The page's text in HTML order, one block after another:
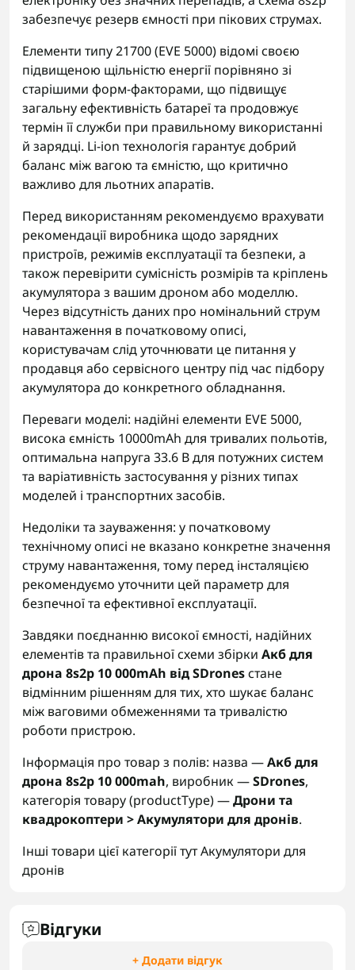
забезпечує резерв ємності при пікових струмах.
Елементи типу 21700 (EVE 5000) відомі своєю
підвищеною щільністю енергії порівняно зі
старішими форм-факторами, що підвищує
загальну ефективність батареї та продовжує
термін її служби при правильному використанні
й зарядці. Li-ion технологія гарантує добрий
баланс між вагою та ємністю, що критично
важливо для льотних апаратів.
Перед використанням рекомендуємо врахувати
рекомендації виробника щодо зарядних
пристроїв, режимів експлуатації та безпеки, а
також перевірити сумісність розмірів та кріплень
акумулятора з вашим дроном або моделлю.
Через відсутність даних про номінальний струм
навантаження в початковому описі,
користувачам слід уточнювати це питання у
продавця або сервісного центру під час підбору
акумулятора до конкретного обладнання.
Переваги моделі: надійні елементи EVE 5000,
висока ємність 10000mAh для тривалих польотів,
оптимальна напруга 33.6 В для потужних систем
та варіативність застосування у різних типах
моделей і транспортних засобів.
Недоліки та зауваження: у початковому
технічному описі не вказано конкретне значення
струму навантаження, тому перед інсталяцією
рекомендуємо уточнити цей параметр для
безпечної та ефективної експлуатації.
Завдяки поєднанню високої ємності, надійних
елементів та правильної схеми збірки Акб для
дрона 8s2p 10 000mAh від SDronesстане
відмінним рішенням для тих, хто шукає баланс
між ваговими обмеженнями та тривалістю
роботи пристрою.
Інформація про товар з полів: назва —Акб для
дрона 8s2p 10 000mah, виробник —SDrones,
категорія товару (productType) —Дрони та
квадрокоптери > Акумулятори для дронів.
Інші товари цієї категорії тутАкумулятори для
дронів
Відгуки
+ Додати відгук